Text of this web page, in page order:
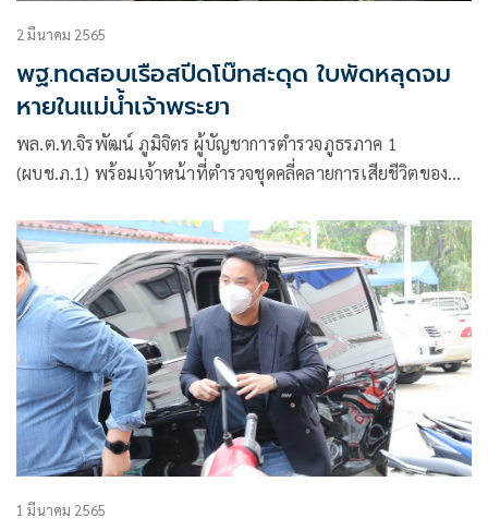
2 มีนาคม 2565
พฐ.ทดสอบเรือสปีดโบ๊ทสะดุด ใบพัดหลุดจม
หายในแม่น้ำเจ้าพระยา
พล.ต.ท.จิรพัฒน์ ภูมิจิตร ผู้บัญชาการตำรวจภูธรภาค 1
(ผบช.ภ.1) พร้อมเจ้าหน้าที่ตำรวจชุดคลี่คลายการเสียชีวิตของ
1 มีนาคม 2565